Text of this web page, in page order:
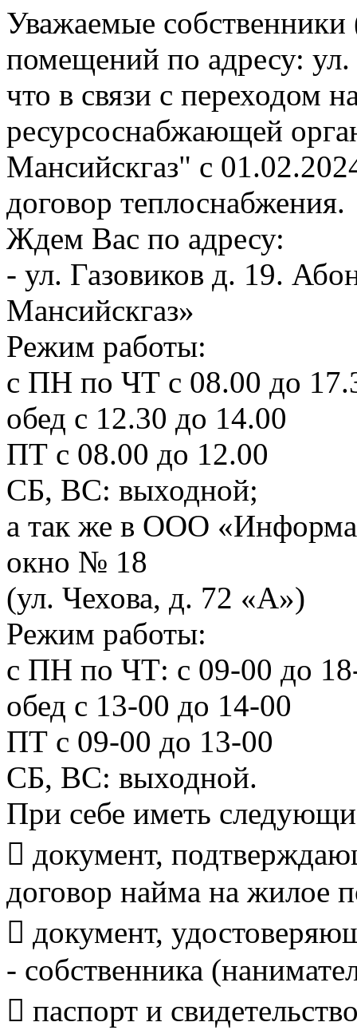
Уважаемые
помещений по адресу:
что в связи с переходом
ресурсоснабжающей
Мансийскгаз" с
договор теплоснабжения.
Ждем Вас по адресу:
- ул. Газовиков д. 19.
Мансийскгаз»
Режим работы:
с ПН по ЧТ с 08.00 до
обед с 12.30 до 14.00
ПТ с 08.00 до 12.00
СБ, ВС: выходной;
а так же в ООО
окно № 18
(ул. Чехова, д. 72 «А»)
Режим работы:
с ПН по ЧТ: с 09-00 до
обед с 13-00 до 14-00
ПТ с 09-00 до 13-00
СБ, ВС: выходной.
При себе иметь
 документ,
договор найма на жилое
 документ,
- собственника
 паспорт и